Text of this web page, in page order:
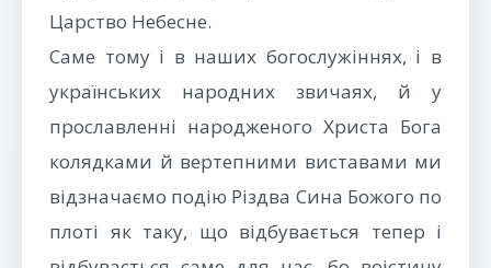
Царство Небесне.
Саме тому і в наших богослужіннях, і в
українських народних звичаях, й у
прославленні народженого Христа Бога
колядками й вертепними виставами ми
відзначаємо подію Різдва Сина Божого по
плоті як таку, що відбувається тепер і